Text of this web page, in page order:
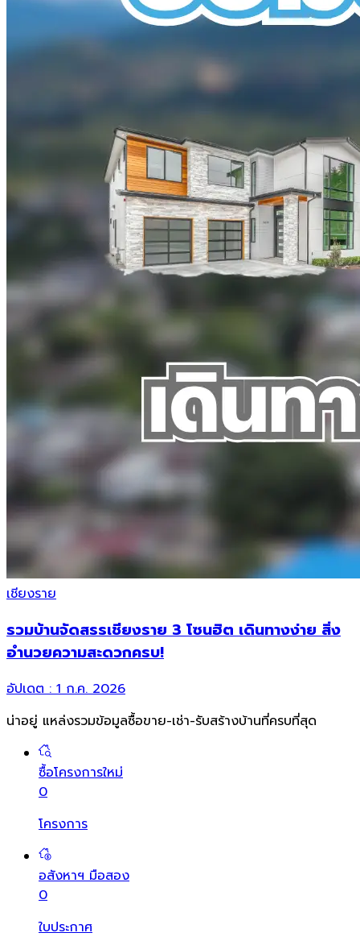
เชียงราย
รวมบ้านจัดสรรเชียงราย 3 โซนฮิต เดินทางง่าย สิ่ง
อำนวยความสะดวกครบ!
อัปเดต : 1 ก.ค. 2026
น่าอยู่ แหล่งรวมข้อมูลซื้อขาย-เช่า-รับสร้างบ้านที่ครบที่สุด
ซื้อโครงการใหม่
0
โครงการ
อสังหาฯ มือสอง
0
ใบประกาศ